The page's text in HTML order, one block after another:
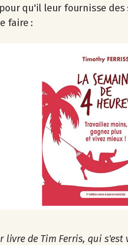
qu'il leur fournisse des
faire :
livre de Tim Ferris, qui